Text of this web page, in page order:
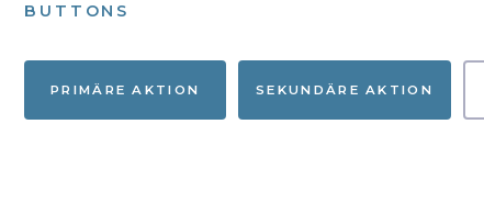
BUTTONS
PRIMÄRE AKTION SEKUNDÄRE AKTION